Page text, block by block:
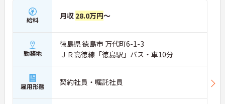
■ 安定収入を目指せる職場
各種手当や賞与制度が整った職場です
・賞与計3.40ヶ月の過去実績
・昇給実績あり
・扶養手当、住居手当あり
→ 長期的なキャリア形成と安定した収入を目指せま
給料 月収 28.0万円～
勤務地
徳島県 徳島市 万代町6-1-3
ＪＲ高徳線「徳島駅」バス・車10分
雇用形態 契約社員・嘱託社員